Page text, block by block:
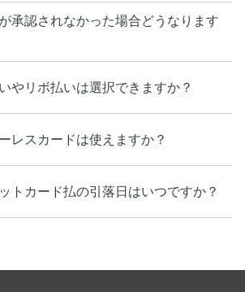
承認されなかった場合どうなります
やリボ払いは選択できますか？
レスカードは使えますか？
トカード払の引落日はいつですか？